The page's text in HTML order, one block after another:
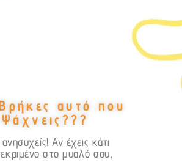
αυτό που
Ψάχνεις???
Αν έχεις κάτι
στο μυαλό σου,